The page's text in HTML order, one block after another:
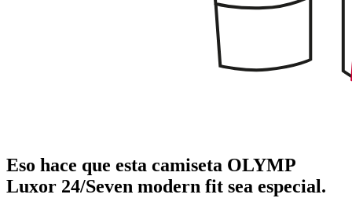
Eso hace que esta camiseta OLYMP
Luxor 24/Seven modern fit sea especial.